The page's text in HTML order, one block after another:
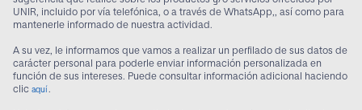
UNIR, incluido por vía telefónica, o a través de WhatsApp,, así como para
mantenerle informado de nuestra actividad.
A su vez, le informamos que vamos a realizar un perfilado de sus datos de
carácter personal para poderle enviar información personalizada en
función de sus intereses. Puede consultar información adicional haciendo
clic aquí .